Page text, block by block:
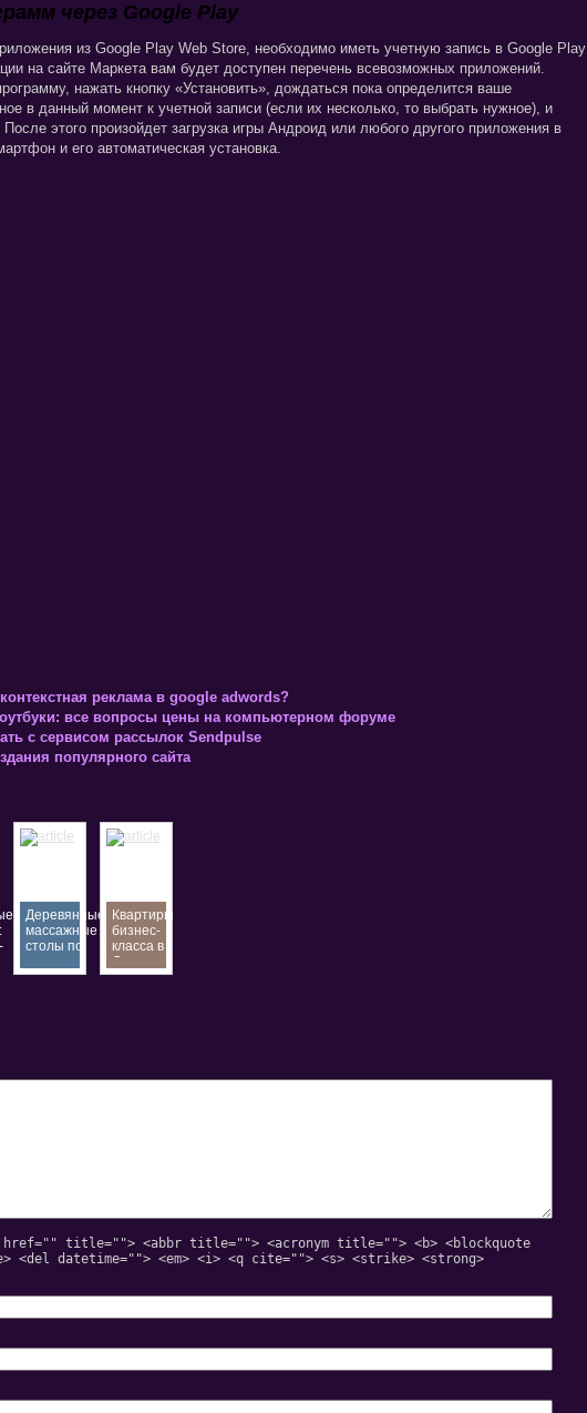
через Google Play
из Google Play Web Store, необходимо иметь учетную запись в Google Play
на сайте Маркета вам будет доступен перечень всевозможных приложений.
нажать кнопку «Установить», дождаться пока определится ваше
в данный момент к учетной записи (если их несколько, то выбрать нужное), и
этого произойдет загрузка игры Андроид или любого другого приложения в
и его автоматическая установка.
реклама в google adwords?
все вопросы цены на компьютерном форуме
с сервисом рассылок Sendpulse
популярного сайта
Деревянные
массажные
столы по
производителя
Квартиры
бизнес-
класса в
Сочи:
купить
href="" title=""> <abbr title=""> <acronym title=""> <b> <blockquote
<del datetime=""> <em> <i> <q cite=""> <s> <strike> <strong>